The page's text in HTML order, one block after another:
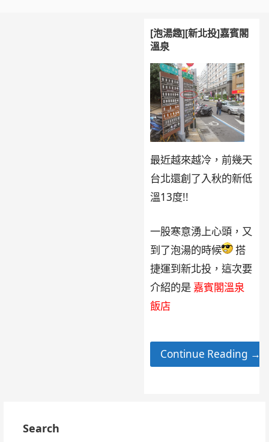
[泡湯趣][新北投]嘉賓閣
溫泉
最近越來越冷，前幾天
台北還創了入秋的新低
溫13度!!
一股寒意湧上心頭，又
到了泡湯的時候
搭
捷運到新北投，這次要
介紹的是 嘉賓閣溫泉
飯店
Continue Reading →
Search